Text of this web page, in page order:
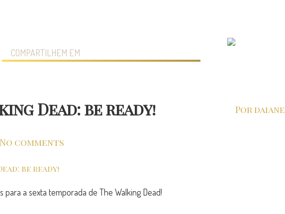
COMPARTILHEM EM
Dead: be ready! Por daiane
No comments
para a sexta temporada de The Walking Dead!